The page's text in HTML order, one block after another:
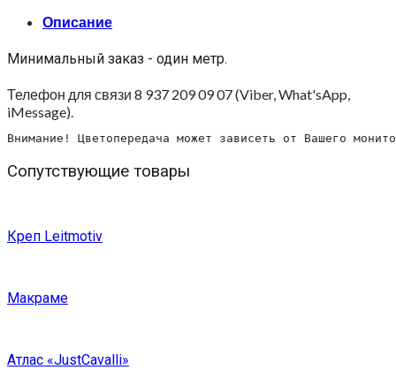
Описание
Минимальный заказ - один метр.
Телефон для связи 8 937 209 09 07 (Viber, What'sApp,
iMessage).
Внимание! Цветопередача может зависеть от Вашего
Сопутствующие товары
Креп Leitmotiv
Макраме
Атлас «JustCavalli»